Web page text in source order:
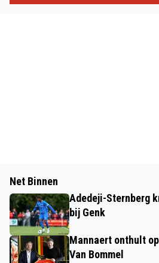
Net Binnen
Adedeji-Sternberg
bij Genk
Mannaert onthult
Van Bommel